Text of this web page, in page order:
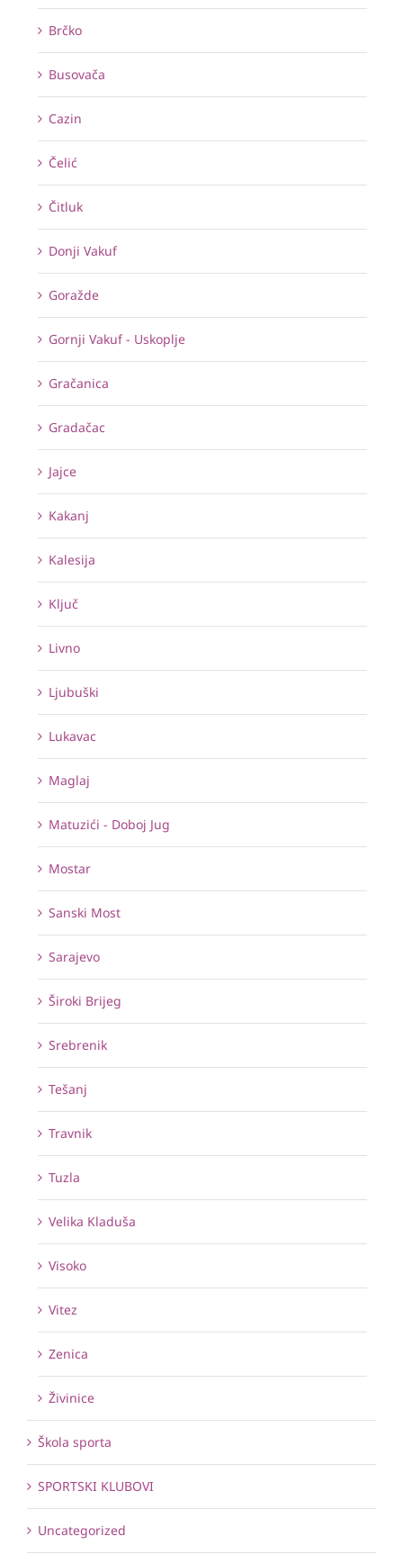
Brčko
Busovača
Cazin
Čelić
Čitluk
Donji Vakuf
Goražde
Gornji Vakuf - Uskoplje
Gračanica
Gradačac
Jajce
Kakanj
Kalesija
Ključ
Livno
Ljubuški
Lukavac
Maglaj
Matuzići - Doboj Jug
Mostar
Sanski Most
Sarajevo
Široki Brijeg
Srebrenik
Tešanj
Travnik
Tuzla
Velika Kladuša
Visoko
Vitez
Zenica
Živinice
Škola sporta
SPORTSKI KLUBOVI
Uncategorized